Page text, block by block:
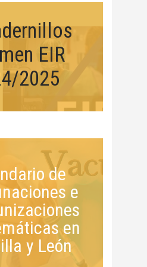
EIR
2025
de
e
en
y León